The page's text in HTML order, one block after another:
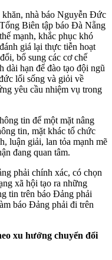
khăn, nhà báo Nguyễn Đức
Biên tập báo Đà Nẵng
mạnh, khắc phục khó
giá lại thực tiễn hoạt
bổ sung các cơ chế
dài hạn để đào tạo đội ngũ
lối sống và giỏi về
yêu cầu nhiệm vụ trong
tin để một mặt nâng
tin, mặt khác tổ chức
luận giải, lan tỏa mạnh mẽ
đang quan tâm.
phải chính xác, có chọn
xã hội tạo ra những
tin trên báo Đảng phải
báo Đảng phải đi trên
xu hướng chuyển đổi